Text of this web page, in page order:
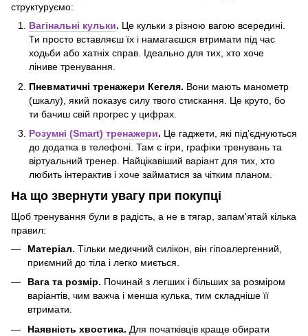
структуруємо:
Вагінальні кульки. Це кульки з різною вагою всередині.
Ти просто вставляєш їх і намагаєшся втримати під час
ходьби або хатніх справ. Ідеально для тих, хто хоче
ліниве тренування.
Пневматичні тренажери Кегеля. Вони мають манометр
(шкалу), який показує силу твого стискання. Це круто, бо
ти бачиш свій прогрес у цифрах.
Розумні (Smart) тренажери. Це гаджети, які під’єднуються
до додатка в телефоні. Там є ігри, графіки тренувань та
віртуальний тренер. Найцікавіший варіант для тих, хто
любить інтерактив і хоче займатися за чітким планом.
На що звернути увагу при покупці
Щоб тренування були в радість, а не в тягар, запам'ятай кілька
правил:
Матеріал. Тільки медичний силікон, він гіпоалергенний,
приємний до тіла і легко миється.
Вага та розмір. Починай з легших і більших за розміром
варіантів, чим важча і менша кулька, тим складніше її
втримати.
Наявність хвостика. Для початківців краще обирати